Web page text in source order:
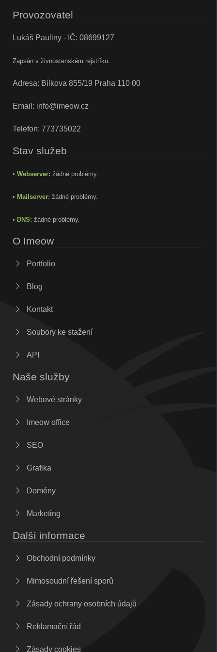
Provozovatel
Lukáš Pauliny - IČ: 08699127
Zapsán v živnostenském rejstříku.
Adresa: Bílkova 855/19 Praha 110 00
Email: info@imeow.cz
Telefon: 773735022
Stav služeb
• Webserver: žádné problémy.
• Mailserver: žádné problémy.
• DNS: žádné problémy.
O Imeow
Portfolio
Blog
Kontakt
Soubory ke stažení
API
Naše služby
Webové stránky
Imeow office
SEO
Grafika
Domény
Marketing
Další informace
Obchodní podmínky
Mimosoudní řešení sporů
Zásady ochrany osobních údajů
Reklamační řád
Zásady cookies